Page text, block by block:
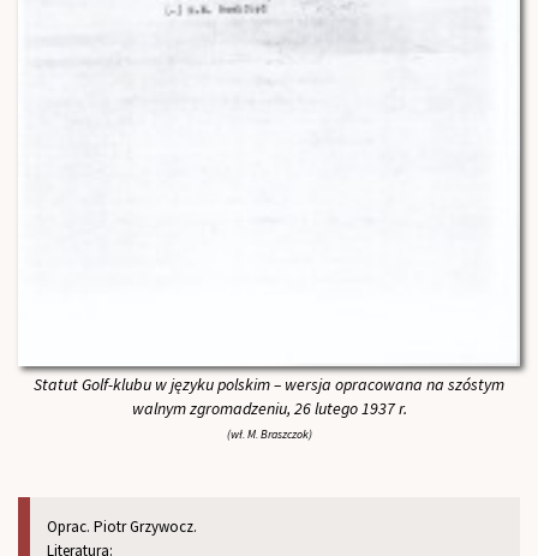
Statut Golf-klubu w języku polskim – wersja opracowana na szóstym
walnym zgromadzeniu, 26 lutego 1937 r.
(wł. M. Braszczok)
Oprac. Piotr Grzywocz.
Literatura: